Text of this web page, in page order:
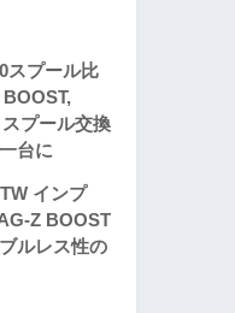
スプール比
プール交換
台に
インプ
Z BOOST
ルレス性の